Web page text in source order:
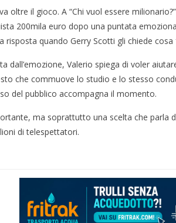
oltre il gioco. A “Chi vuol essere
200mila euro dopo una puntata
risposta quando Gerry Scotti gli chiede
dall’emozione, Valerio spiega di voler
che commuove lo studio e lo stesso
del pubblico accompagna il momento.
ma soprattutto una scelta che parla
di telespettatori.